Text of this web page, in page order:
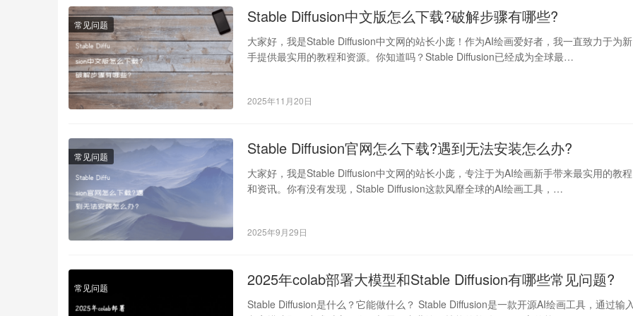
常见问题 Stable Diffusion中文版怎么下载?破解步骤有哪些?
大家好，我是Stable Diffusion中文网的站长小庞！作为AI绘画爱好者，我一直致力于为新
手提供最实用的教程和资源。你知道吗？Stable Diffusion已经成为全球最…
2025年11月20日
常见问题 Stable Diffusion官网怎么下载?遇到无法安装怎么办?
大家好，我是Stable Diffusion中文网的站长小庞，专注于为AI绘画新手带来最实用的教程
和资讯。你有没有发现，Stable Diffusion这款风靡全球的AI绘画工具，…
2025年9月29日
常见问题 2025年colab部署大模型和Stable Diffusion有哪些常见问题?
Stable Diffusion是什么？它能做什么？ Stable Diffusion是一款开源AI绘画工具，通过输